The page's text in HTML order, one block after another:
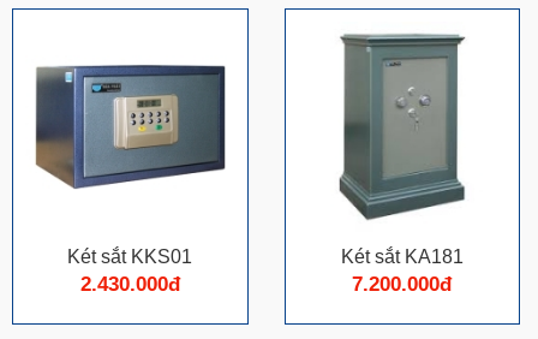
Két sắt KKS01
2.430.000đ
Két sắt KA181
7.200.000đ